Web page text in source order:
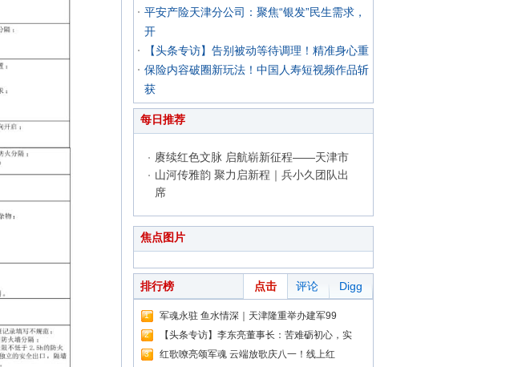
平安产险天津分公司：聚焦“银发”民生需求，
开
【头条专访】告别被动等待调理！精准身心重
保险内容破圈新玩法！中国人寿短视频作品斩
获
每日推荐
赓续红色文脉 启航崭新征程——天津市
山河传雅韵 聚力启新程｜兵小久团队出
席
焦点图片
排行榜 点击 评论 Digg
1 军魂永驻 鱼水情深｜天津隆重举办建军99
2 【头条专访】李东亮董事长：苦难砺初心，实
3 红歌嘹亮颂军魂 云端放歌庆八一！线上红